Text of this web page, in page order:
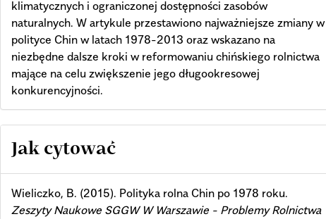
klimatycznych i ograniczonej dostępności zasobów
naturalnych. W artykule przestawiono najważniejsze zmiany w
polityce Chin w latach 1978-2013 oraz wskazano na
niezbędne dalsze kroki w reformowaniu chińskiego rolnictwa
mające na celu zwiększenie jego długookresowej
konkurencyjności.
Article
Details
Jak cytować
Wieliczko, B. (2015). Polityka rolna Chin po 1978 roku.
Zeszyty Naukowe SGGW W Warszawie - Problemy Rolnictwa